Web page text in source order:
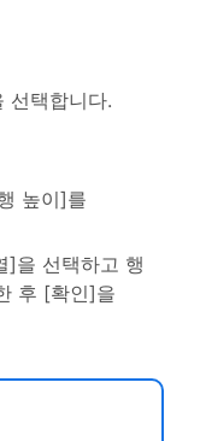
선택합니다.
높이]를
을 선택하고 행
후 [확인]을